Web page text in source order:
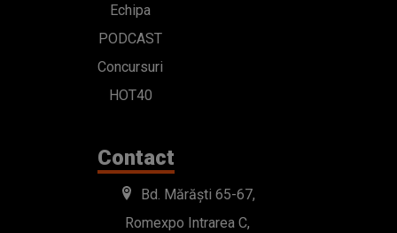
Echipa
PODCAST
Concursuri
HOT40
Contact
Bd. Mărăști 65-67,
Romexpo Intrarea C,